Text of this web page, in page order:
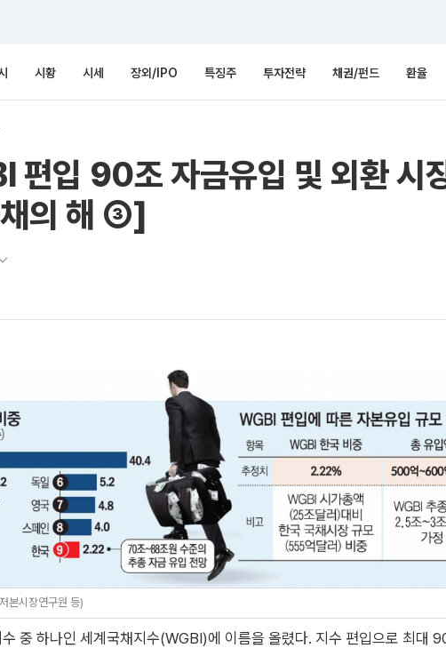
시황 시세 장외/IPO 특징주 투자전략 채권/펀드 환율
편입 90조 자금유입 및 외환 시
의 해 ③]
본시장연구원 등)
중 하나인 세계국채지수(WGBI)에 이름을 올렸다. 지수 편입으로 최대